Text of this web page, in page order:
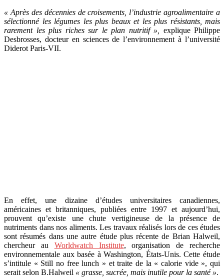
« Après des décennies de croisements, l’industrie agroalimentaire a
sélectionné les légumes les plus beaux et les plus résistants, mais
rarement les plus riches sur le plan nutritif »,
explique Philippe
Desbrosses, docteur en sciences de l’environnement à l’université
Diderot Paris-VII.
En effet, une dizaine d’études universitaires canadiennes,
américaines et britanniques, publiées entre 1997 et aujourd’hui,
prouvent qu’existe une chute vertigineuse de la présence de
nutriments dans nos aliments. Les travaux réalisés lors de ces études
sont résumés dans une autre étude plus récente de Brian Halweil,
chercheur au Worldwatch Institute, organisation de recherche
environnementale aux basée à Washington, États-Unis. Cette étude
s’intitule « Still no free lunch » et traite de la « calorie vide », qui
serait selon B.Halweil « grasse, sucrée, mais inutile pour la santé ».